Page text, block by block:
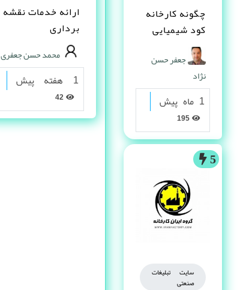
چگونه کارخانه
کود شیمیایی
تاسیس کنم ؟
جعفر حسن
نژاد
1 ماه پیش
5
سایت تبلیغات
صنعتی
ارائه خدمات نقشه
برداری
محمد حسن جعفری
1 هفته پیش